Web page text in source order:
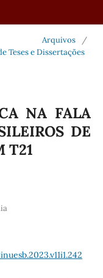
Arquivos
/
Teses e Dissertações
NA FALA
DE
T21